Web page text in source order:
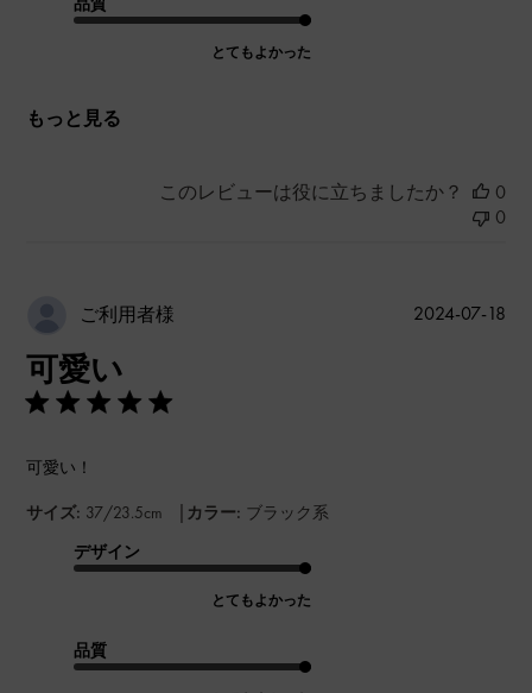
とてもよかった
もっと見る
このレビューは役に立ちましたか？
0
0
ご利用者様
可愛い
可愛い！
サイズ: 37/23.5cm | カラー: ブラック系
デザイン
とてもよかった
品質
公
2024-07-18